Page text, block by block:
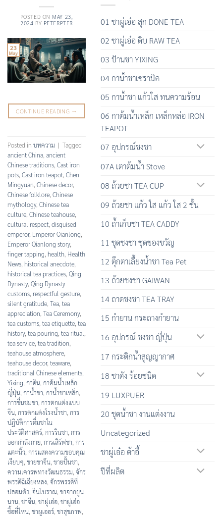
POSTED ON MAY 23,
2024 BY PETERPTER
23
May
CONTINUE READING →
Posted in บทความ | Tagged
ancient China, ancient
Chinese traditions, Cast iron
pots, Cast iron teapot, Chen
Mingyuan, Chinese decor,
Chinese folklore, Chinese
mythology, Chinese tea
culture, Chinese teahouse,
cultural respect, disguised
emperor, Emperor Qianlong,
Emperor Qianlong story,
finger tapping, health, Health
News, historical anecdote,
historical tea practices, Qing
Dynasty, Qing Dynasty
customs, respectful gesture,
silent gratitude, Tea, tea
appreciation, Tea Ceremony,
tea customs, tea etiquette, tea
history, tea pouring, tea ritual,
tea service, tea tradition,
teahouse atmosphere,
teahouse decor, teaware,
traditional Chinese elements,
Yixing, กาดิน, กาต้มน้ำเหล็ก
ญี่ปุ่น, กาน้ำชา, กาน้ำชาเหล็ก,
การชื่นชมชา, การตกแต่งแบบ
จีน, การตกแต่งโรงน้ำชา, การ
ปฏิบัติการดื่มชาใน
ประวัติศาสตร์, การรินชา, การ
ออกกำลังกาย, การเสิร์ฟชา, การ
แตะนิ้ว, การแสดงความขอบคุณ
เงียบๆ, ขายชาจึน, ขายปั้นชา,
ความเคารพทางวัฒนธรรม, จักร
พรรดิฉีเฉียงหลง, จักรพรรดิที่
ปลอมตัว, จีนโบราณ, ชาจากยูน
นาน, ชาจีน, ชาผู่เอ๋อ, ชาผู่เอ๋อ
ซื้อที่ไหน, ชาผูเออร์, ชาสุขภาพ,
01 ชาผู่เอ๋อ สุก DONE TEA
02 ชาผู่เอ๋อ ดิบ RAW TEA
03 ป้านชา YIXING
04 กาน้ำชาเซรามิค
05 กาน้ำชา แก้วใส ทนความร้อน
06 กาต้มน้ำเหล็ก เหล็กหล่อ IRON
TEAPOT
07 อุปกรณ์ชงชา
07A เตาต้มน้ำ Stove
08 ถ้วยชา TEA CUP
09 ถ้วยชา แก้ว ใส แก้ว ใส 2 ชั้น
10 ถ้ำเก็บชา TEA CADDY
11 ชุดชงชา ชุดของขวัญ
12 ตุ๊กตาเลื้ยงน้ำชา Tea Pet
13 ถ้วยชงชา GAIWAN
14 ถาดชงชา TEA TRAY
15 กำยาน กระถางกำยาน
16 อุปกรณ์ ชงชา ญี่ปุ่น
17 กระติกน้ำสูญญากาศ
18 ชาดัง ร้อยชนิด
19 LUXPUER
20 ชุดน้ำชา งานแต่งงาน
Uncategorized
ชาผู่เอ๋อ ต้าอี้
ปีที่ผลิต